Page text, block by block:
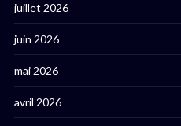
juillet 2026
juin 2026
mai 2026
avril 2026